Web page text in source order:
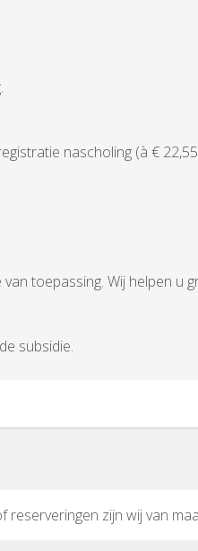
nascholing (à €
van toepassing. Wij helpen u
subsidie.
reserveringen zijn wij van